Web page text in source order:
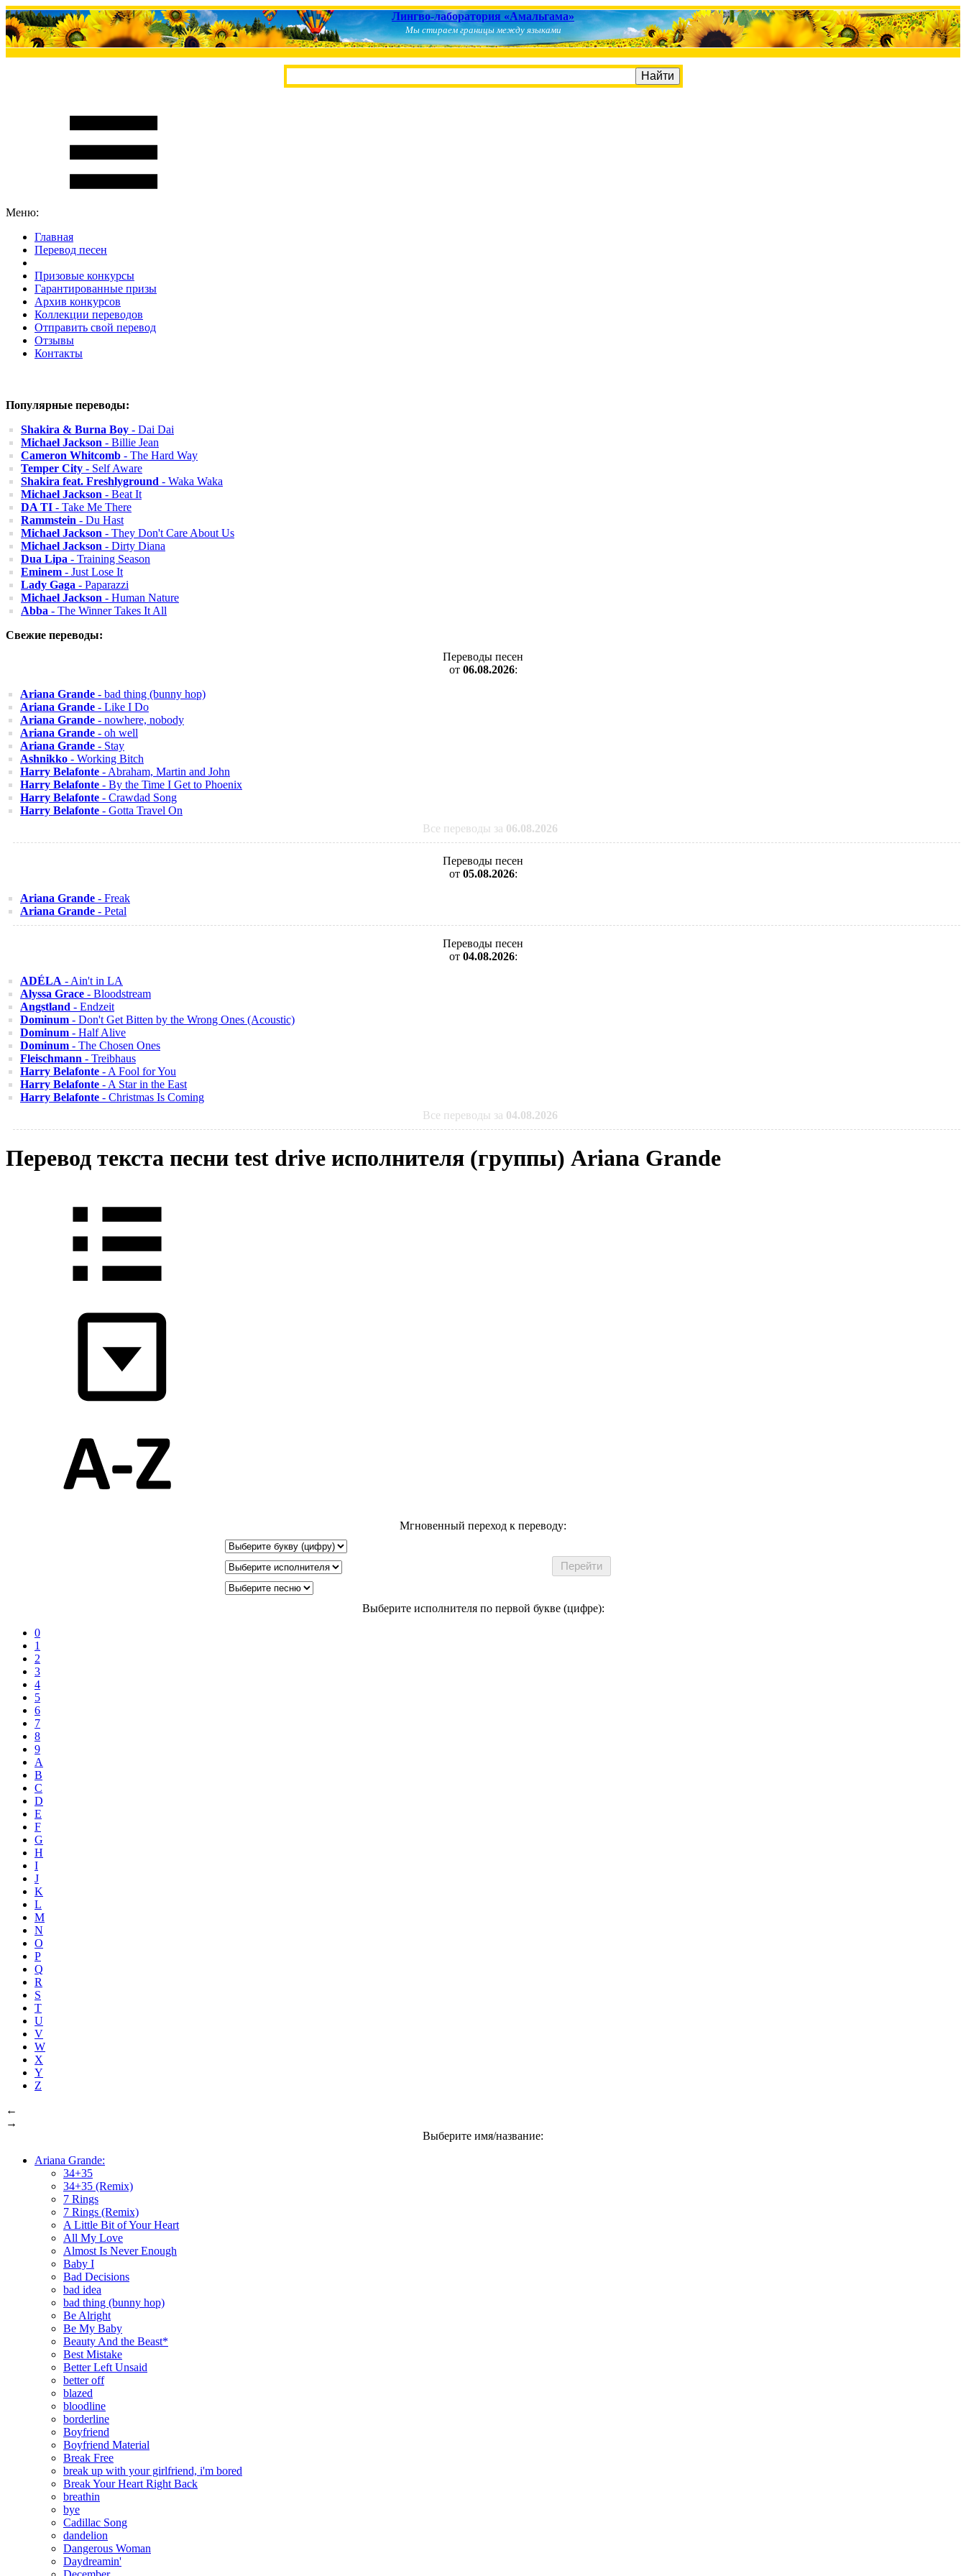
Лингво-лаборатория «Амальгама»
Мы стираем границы между языками
Меню:
Главная
Перевод песен
Призовые конкурсы
Гарантированные призы
Архив конкурсов
Коллекции переводов
Отправить свой перевод
Отзывы
Контакты
Популярные переводы:
Shakira & Burna Boy - Dai Dai
Michael Jackson - Billie Jean
Cameron Whitcomb - The Hard Way
Temper City - Self Aware
Shakira feat. Freshlyground - Waka Waka
Michael Jackson - Beat It
DA TI - Take Me There
Rammstein - Du Hast
Michael Jackson - They Don't Care About Us
Michael Jackson - Dirty Diana
Dua Lipa - Training Season
Eminem - Just Lose It
Lady Gaga - Paparazzi
Michael Jackson - Human Nature
Abba - The Winner Takes It All
Свежие переводы:
Переводы песен
от 06.08.2026:
Ariana Grande - bad thing (bunny hop)
Ariana Grande - Like I Do
Ariana Grande - nowhere, nobody
Ariana Grande - oh well
Ariana Grande - Stay
Ashnikko - Working Bitch
Harry Belafonte - Abraham, Martin and John
Harry Belafonte - By the Time I Get to Phoenix
Harry Belafonte - Crawdad Song
Harry Belafonte - Gotta Travel On
Все переводы за 06.08.2026
Переводы песен
от 05.08.2026:
Ariana Grande - Freak
Ariana Grande - Petal
Переводы песен
от 04.08.2026:
ADÉLA - Ain't in LA
Alyssa Grace - Bloodstream
Angstland - Endzeit
Dominum - Don't Get Bitten by the Wrong Ones (Acoustic)
Dominum - Half Alive
Dominum - The Chosen Ones
Fleischmann - Treibhaus
Harry Belafonte - A Fool for You
Harry Belafonte - A Star in the East
Harry Belafonte - Christmas Is Coming
Все переводы за 04.08.2026
Перевод текста песни test drive исполнителя (группы) Ariana Grande
Мгновенный переход к переводу:
Выберите исполнителя по первой букве (цифре):
0
1
2
3
4
5
6
7
8
9
A
B
C
D
E
F
G
H
I
J
K
L
M
N
O
P
Q
R
S
T
U
V
W
X
Y
Z
←
→
Выберите имя/название:
Ariana Grande:
34+35
34+35 (Remix)
7 Rings
7 Rings (Remix)
A Little Bit of Your Heart
All My Love
Almost Is Never Enough
Baby I
Bad Decisions
bad idea
bad thing (bunny hop)
Be Alright
Be My Baby
Beauty And the Beast*
Best Mistake
Better Left Unsaid
better off
blazed
bloodline
borderline
Boyfriend
Boyfriend Material
Break Free
break up with your girlfriend, i'm bored
Break Your Heart Right Back
breathin
bye
Cadillac Song
dandelion
Dangerous Woman
Daydreamin'